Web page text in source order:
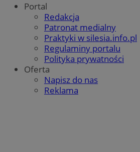
Portal
Redakcja
Patronat medialny
Praktyki w silesia.info.pl
Regulaminy portalu
Polityka prywatności
Oferta
Napisz do nas
Reklama